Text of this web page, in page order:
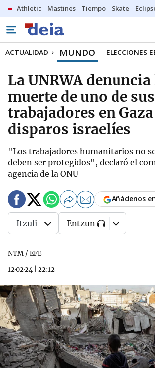
Athletic Mastines Tiempo Skate
ACTUALIDAD MUNDO ELECCIONES
La UNRWA denuncia
muerte de uno de sus
trabajadores en
disparos israelíes
"Los trabajadores humanitarios no
deben ser protegidos", declaró el
agencia de la ONU
NTM / EFE
12·02·24
22:12
Añádenos
Itzuli Entzun